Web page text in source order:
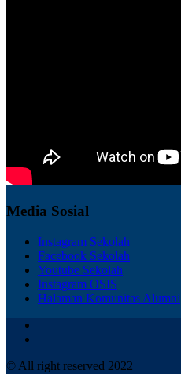
Media Sosial
Instagram Sekolah
Facebook Sekolah
Youtube Sekolah
Instagram OSIS
Halaman Komunitas Alumni
© All right reserved 2022